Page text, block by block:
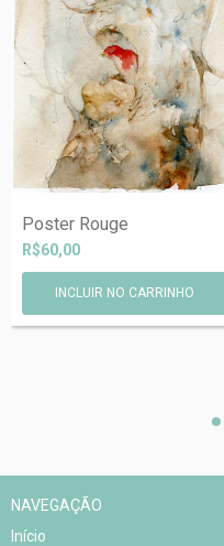
Poster Rouge
R$60,00
INCLUIR NO CARRINHO
NAVEGAÇÃO
Início